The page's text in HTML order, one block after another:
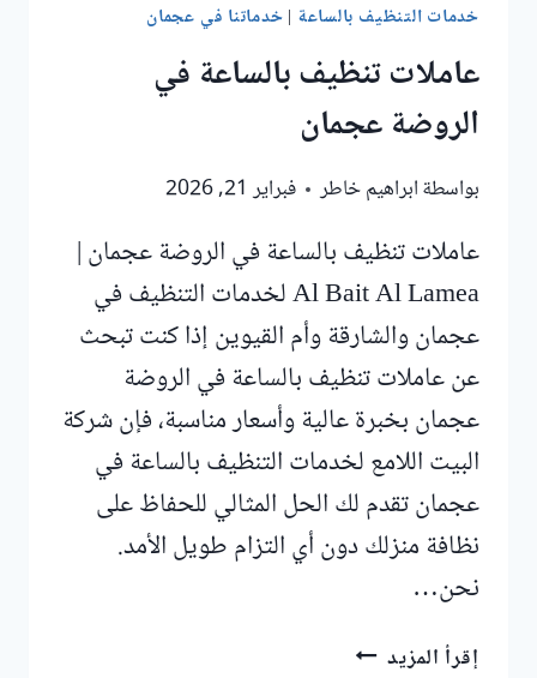
خدمات التنظيف بالساعة |خدماتنا في عجمان
عاملات تنظيف بالساعة في
الروضة عجمان
بواسطةابراهيم خاطر فبراير 21, 2026
عاملات تنظيف بالساعة في الروضة عجمان |
Al Bait Al Lamea لخدمات التنظيف في
عجمان والشارقة وأم القيوين إذا كنت تبحث
عن عاملات تنظيف بالساعة في الروضة
عجمان بخبرة عالية وأسعار مناسبة، فإن شركة
البيت اللامع لخدمات التنظيف بالساعة في
عجمان تقدم لك الحل المثالي للحفاظ على
نظافة منزلك دون أي التزام طويل الأمد.
نحن…
إقرأ المزيدعاملات